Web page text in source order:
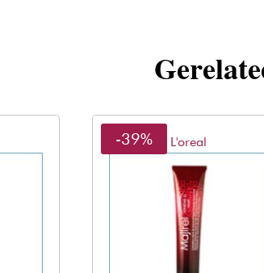
L'oreal
-39%